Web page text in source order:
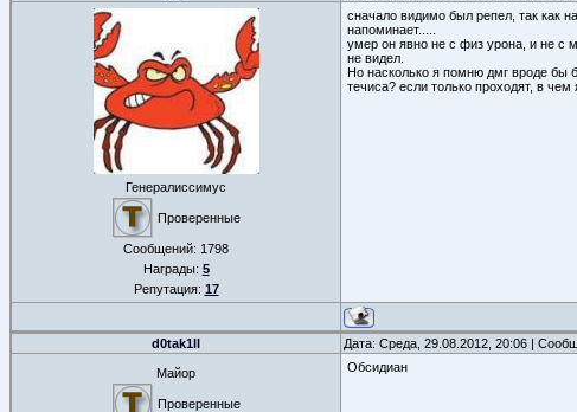
Генералиссимус
Проверенные
Сообщений: 1798
Награды: 5
Репутация: 17
сначало видимо был репел, так как
напоминает.....
умер он явно не с физ урона, и не с
не видел.
Но насколько я помню дмг вроде бы
течиса? если только проходят, в чем
d0tak1ll Дата: Среда, 29.08.2012, 20:06 |
Майор
Проверенные
Обсидиан